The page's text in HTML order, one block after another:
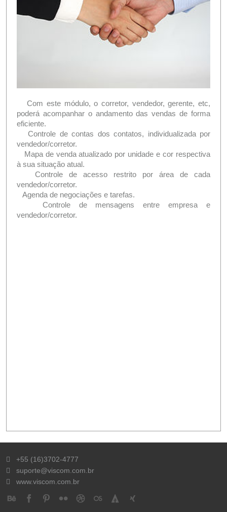
Com este módulo, o corretor, vendedor, gerente, etc,
poderá acompanhar o andamento das vendas de forma
eficiente.
Controle de contas dos contatos, individualizada por
vendedor/corretor.
Mapa de venda atualizado por unidade e cor respectiva
à sua situação atual.
Controle de acesso restrito por área de cada
vendedor/corretor.
Agenda de negociações e tarefas.
Controle de mensagens entre empresa e
vendedor/corretor.
+55 (16)3702-4777
suporte@viscom.com.br
www.viscom.com.br